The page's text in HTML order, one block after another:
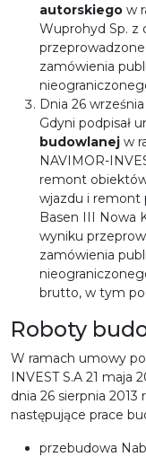
autorskiego w
Wuprohyd Sp. z
zamówienia
Dnia 26
Gdyni podpisał
budowlanej w
NAVIMOR-
remont
wjazdu i remont
Basen III Nowa
wyniku
zamówienia
brutto, w tym
Roboty
W ramach umowy
INVEST S.A 21 maja
dnia 26 sierpnia
następujące prace
przebudowa